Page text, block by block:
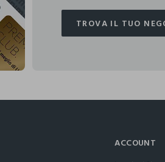
TROVA IL TUO
TROVA IL TUO
ACCOUNT